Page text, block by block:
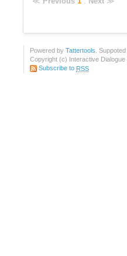
Powered by Tattertools .
Copyright (c) Interactive Dialogue
Subscribe to RSS